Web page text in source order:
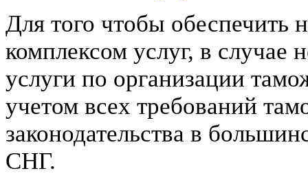
Для того чтобы
комплексом услуг, в
услуги по организации
учетом всех требований
законодательства в
СНГ.